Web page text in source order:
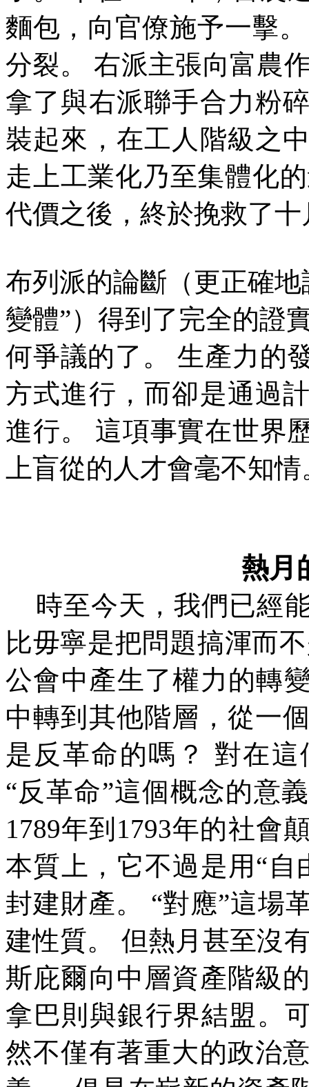
麵包，向官僚施予一擊。
分裂。
右派主張向富農
拿了與右派聯手合力粉
裝起來，在工人階級之
走上工業化乃至集體化
代價之後，終於挽救了
布列派的論斷（更正確
變體”）得到了完全的證
何爭議的了。
生產力的
方式進行，而卻是通過
進行。
這項事實在世界
上盲從的人才會毫不知情
熱月
時至今天，我們已經
比毋寧是把問題搞渾而
公會中產生了權力的轉
中轉到其他階層，從一
是反革命的嗎？
對在這
“反革命”這個概念的意
1789年到 1793年的社會
本質上，它不過是用 “自
封建財產。
“對應”這場
建性質。
但熱月甚至沒
斯庇爾向中層資產階級
拿巴則與銀行界結盟。
然不僅有著重大的政治